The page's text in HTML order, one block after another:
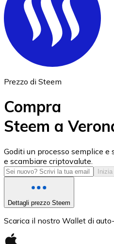
Ethereum
ETH
USD Coin
USDC
Prezzo di Steem
Compra
Steem a
Goditi un processo semplice e
e scambiare criptovalute.
Inizia
Dettagli prezzo Steem
Scarica il nostro Wallet di